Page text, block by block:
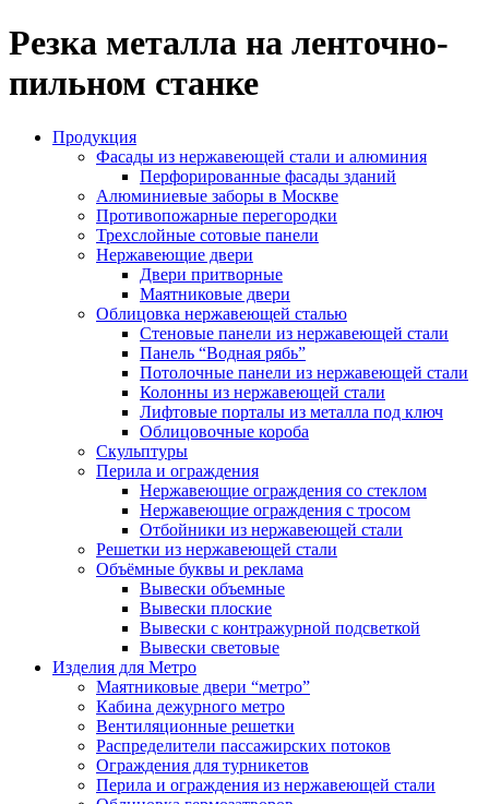
Резка металла на ленточно-
пильном станке
Продукция
Фасады из нержавеющей стали и алюминия
Перфорированные фасады зданий
Алюминиевые заборы в Москве
Противопожарные перегородки
Трехслойные сотовые панели
Нержавеющие двери
Двери притворные
Маятниковые двери
Облицовка нержавеющей сталью
Стеновые панели из нержавеющей стали
Панель “Водная рябь”
Потолочные панели из нержавеющей стали
Колонны из нержавеющей стали
Лифтовые порталы из металла под ключ
Облицовочные короба
Скульптуры
Перила и ограждения
Нержавеющие ограждения со стеклом
Нержавеющие ограждения с тросом
Отбойники из нержавеющей стали
Решетки из нержавеющей стали
Объёмные буквы и реклама
Вывески объемные
Вывески плоские
Вывески с контражурной подсветкой
Вывески световые
Изделия для Метро
Маятниковые двери “метро”
Кабина дежурного метро
Вентиляционные решетки
Распределители пассажирских потоков
Ограждения для турникетов
Перила и ограждения из нержавеющей стали